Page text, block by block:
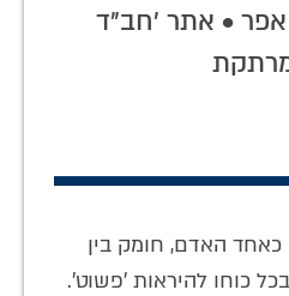
אפר • אתר 'חב"ד
האדם, חומק בין
כוחו להיראות 'פשוט'.